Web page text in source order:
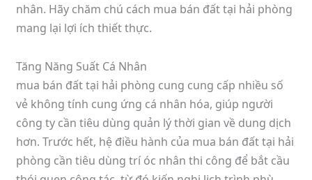
nhân. Hãy chăm chú cách mua bán đất tại hải phòng
mang lại lợi ích thiết thực.
Tăng Năng Suất Cá Nhân
mua bán đất tại hải phòng cung cung cấp nhiều số
vẻ không tính cung ứng cá nhân hóa, giúp người
công ty cần tiêu dùng quản lý thời gian về dung dịch
hơn. Trước hết, hệ điều hành của mua bán đất tại hải
phòng cần tiêu dùng trí óc nhân thi công để bắt cầu